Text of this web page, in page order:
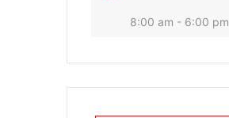
8:00 am - 6:00 pm